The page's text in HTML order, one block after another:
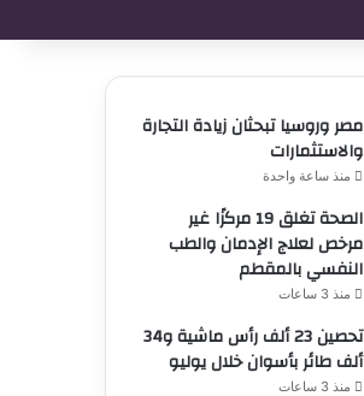
مصر وروسيا تبحثان زيادة التجارة
والاستثمارات
منذ ساعة واحدة
الصحة تغلق 19 مركزًا غير
مرخص لعلاج الإدمان والطب
النفسي بالمقطم
منذ 3 ساعات
تحصين 23 ألف رأس ماشية و34
ألف طائر بأسوان خلال يوليو
منذ 3 ساعات